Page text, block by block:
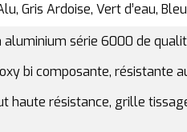
Gris Ardoise, Vert d’eau,
aluminium série 6000 de
bi composante, résistante
haute résistance, grille